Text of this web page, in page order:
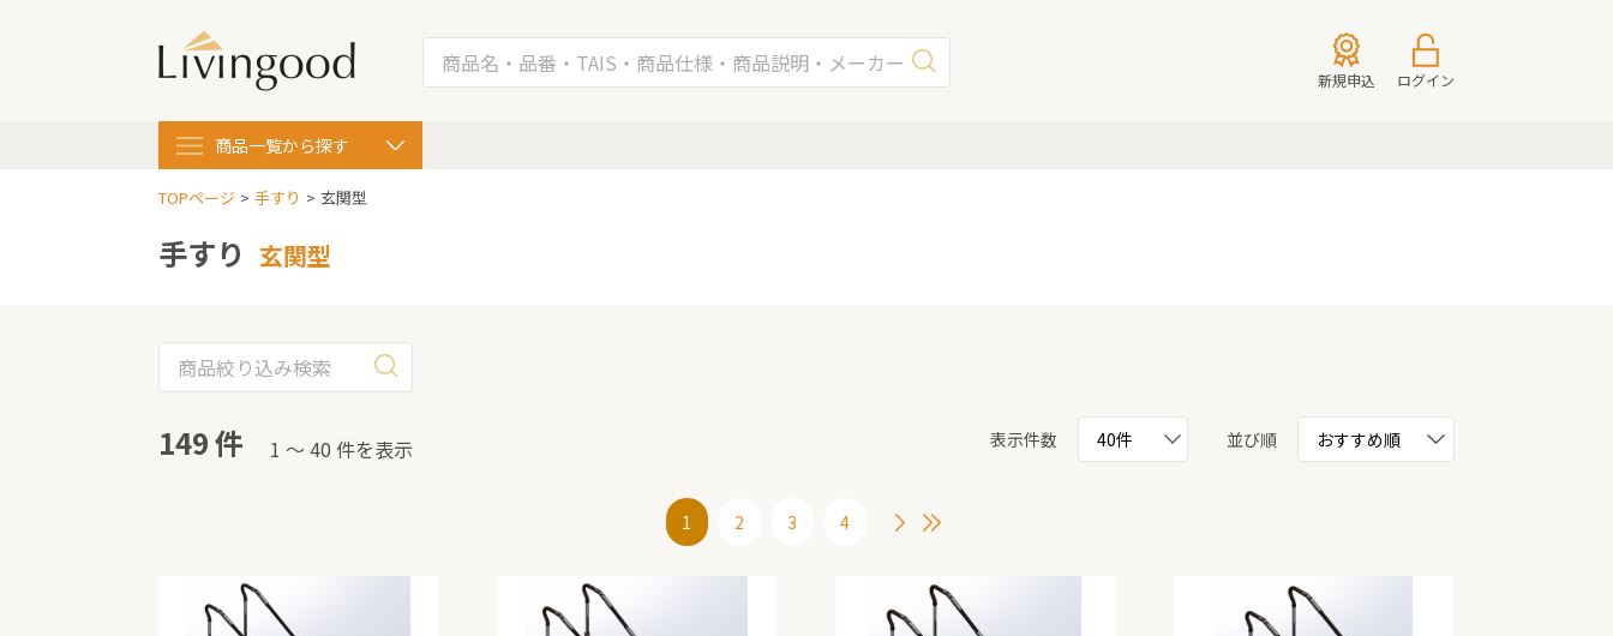
新規申込 ログイン
商品一覧から探す
TOPページ 手すり 玄関型
手すり 玄関型
149 件 1 〜 40 件を表示 表示件数 並び順
1 2 3 4